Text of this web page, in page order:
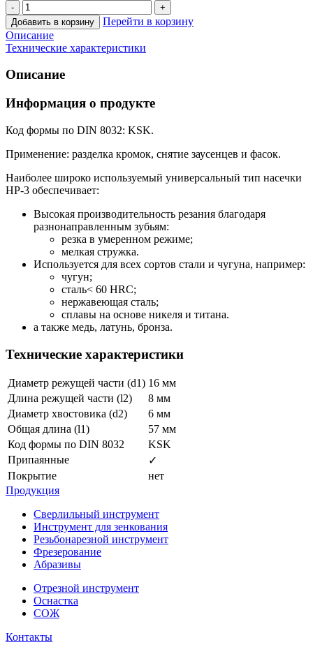
Добавить в корзину
Перейти в корзину
Описание
Технические характеристики
Описание
Информация о продукте
Код формы по DIN 8032: KSK.
Применение: разделка кромок, снятие заусенцев и фасок.
Наиболее широко используемый универсальный тип насечки
HP-3 обеспечивает:
Высокая производительность резания благодаря
разнонаправленным зубьям:
резка в умеренном режиме;
мелкая стружка.
Используется для всех сортов стали и чугуна, например:
чугун;
сталь< 60 HRC;
нержавеющая сталь;
сплавы на основе никеля и титана.
а также медь, латунь, бронза.
Технические характеристики
Диаметр режущей части (d1) 16 мм
Длина режущей части (l2)
8 мм
Диаметр хвостовика (d2)
6 мм
Общая длина (l1)
57 мм
Код формы по DIN 8032
KSK
Припаянные
✓
Покрытие
нет
Продукция
Сверлильный инструмент
Инструмент для зенкования
Резьбонарезной инструмент
Фрезерование
Абразивы
Отрезной инструмент
Оснастка
СОЖ
Контакты